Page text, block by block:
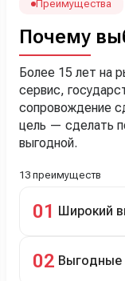
менеджеру
Преимущества
Почему
Более 15 лет на
сервис,
сопровождение
цель — сделать
выгодной.
13 преимуществ
01 Широкий
подержанные
02 Выгодные